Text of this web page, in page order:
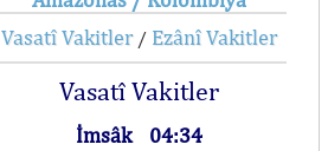
Vasatî Vakitler/ Ezânî Vakitler
Vasatî Vakitler
İmsâk
04:34